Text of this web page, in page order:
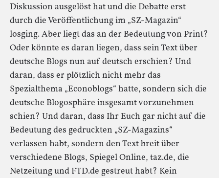
Diskussion ausgelöst hat und die Debatte erst
durch die Veröffentlichung im „SZ-Magazin“
losging. Aber liegt das an der Bedeutung von Print?
Oder könnte es daran liegen, dass sein Text über
deutsche Blogs nun auf deutsch erschien? Und
daran, dass er plötzlich nicht mehr das
Spezialthema „Econoblogs“ hatte, sondern sich die
deutsche Blogosphäre insgesamt vorzunehmen
schien? Und daran, dass Ihr Euch gar nicht auf die
Bedeutung des gedruckten „SZ-Magazins“
verlassen habt, sondern den Text breit über
verschiedene Blogs, Spiegel Online, taz.de, die
Netzeitung und FTD.de gestreut habt? Kein